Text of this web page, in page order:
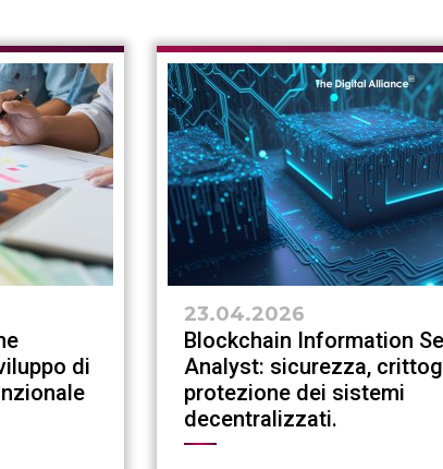
di
23.04.2026
Blockchain Information
Analyst: sicurezza,
protezione dei sistemi
decentralizzati.